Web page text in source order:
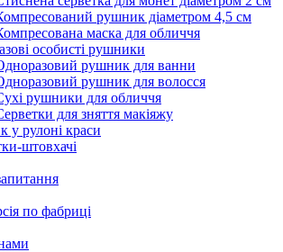
рушник діаметром 4,5 см
маска для обличчя
особисті рушники
рушник для ванни
рушник для волосся
рушники для обличчя
для зняття макіяжу
у рулоні краси
штовхачі
по фабриці